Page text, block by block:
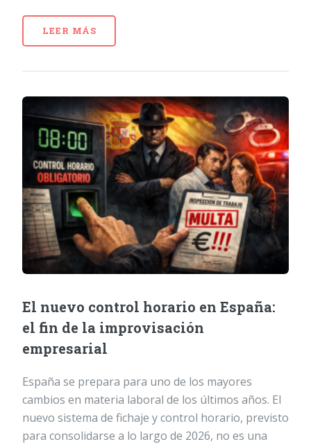
LEER MÁS
El nuevo control horario en España:
el fin de la improvisación
empresarial
España se prepara para uno de los mayores
cambios en materia laboral de los últimos años. El
nuevo sistema de fichaje y control horario, previsto
para consolidarse a lo largo de 2026, no es una